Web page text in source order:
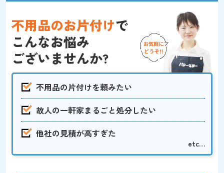
不用品のお片付けで
こんなお悩み
ございませんか?
不用品の片付けを頼みたい
故人の一軒家まるごと処分したい
他社の見積が高すぎた
etc…